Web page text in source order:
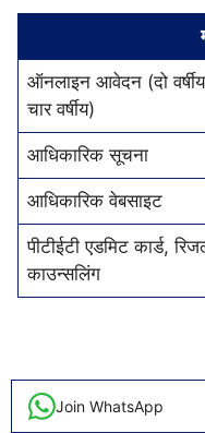
ऑनलाइन आवेदन (दो
चार वर्षीय)
आधिकारिक सूचना
आधिकारिक वेबसाइट
पीटीईटी एडमिट कार्ड,
काउन्सलिंग
Join WhatsApp